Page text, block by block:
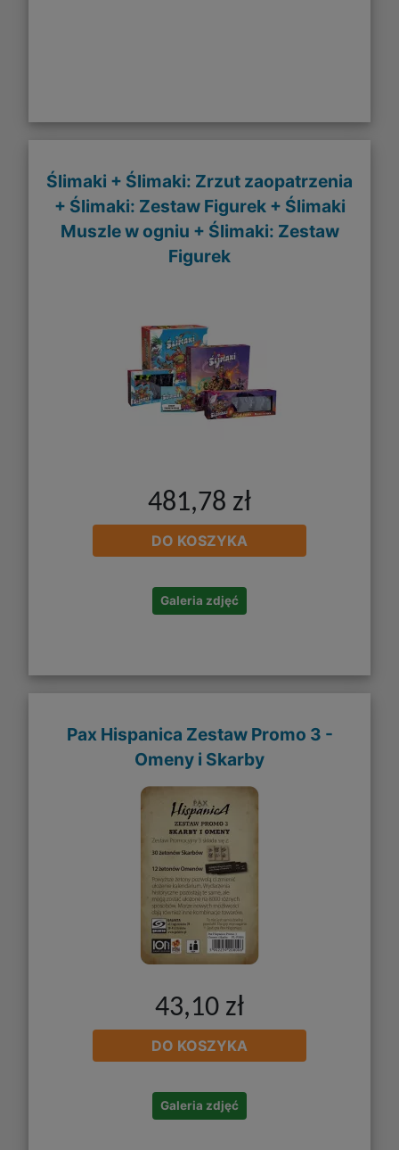
Ślimaki + Ślimaki: Zrzut zaopatrzenia
+ Ślimaki: Zestaw Figurek + Ślimaki
Muszle w ogniu + Ślimaki: Zestaw
Figurek
481,78 zł
DO KOSZYKA
Galeria zdjęć
Pax Hispanica Zestaw Promo 3 -
Omeny i Skarby
43,10 zł
DO KOSZYKA
Galeria zdjęć